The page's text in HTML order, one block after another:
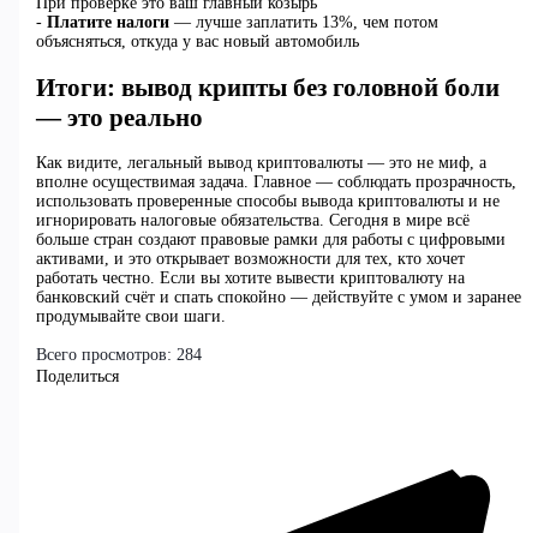
- Платите налоги— лучше заплатить 13%, чем потом
объясняться, откуда у вас новый автомобиль
Итоги: вывод крипты без головной боли
— это реально
Как видите, легальный вывод криптовалюты — это не миф, а
вполне осуществимая задача. Главное — соблюдать прозрачность,
использовать проверенные способы вывода криптовалюты и не
игнорировать налоговые обязательства. Сегодня в мире всё
больше стран создают правовые рамки для работы с цифровыми
активами, и это открывает возможности для тех, кто хочет
работать честно. Если вы хотите вывести криптовалюту на
банковский счёт и спать спокойно — действуйте с умом и заранее
продумывайте свои шаги.
Всего просмотров: 284
Поделиться